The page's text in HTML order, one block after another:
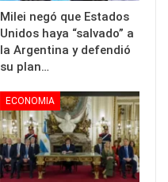
Milei negó que Estados
Unidos haya “salvado” a
la Argentina y defendió
su plan…
ECONOMIA